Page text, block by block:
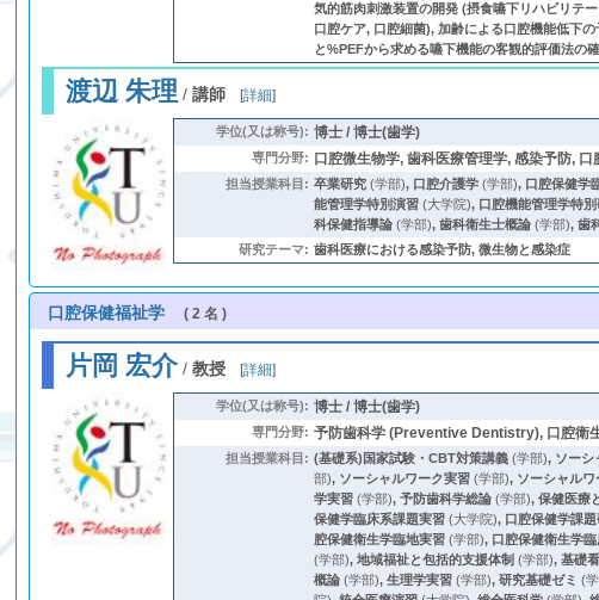
気的筋肉刺激装置の開発 (摂食嚥下リハビリテ
口腔ケア, 口腔細菌), 加齢による口腔機能低下
と%PEFから求める嚥下機能の客観的評価法の
渡辺 朱理 /講師 [詳細]
学位(又は称号): 博士 / 博士(歯学)
専門分野: 口腔微生物学, 歯科医療管理学, 感染予防, 口
担当授業科目: 卒業研究 (学部), 口腔介護学 (学部), 口腔保健学
能管理学特別演習 (大学院), 口腔機能管理学特
科保健指導論 (学部),歯科衛生士概論 (学部),歯
研究テーマ: 歯科医療における感染予防, 微生物と感染症
口腔保健福祉学 ( 2 名 )
片岡 宏介/教授 [詳細]
学位(又は称号): 博士 / 博士(歯学)
専門分野: 予防歯科学 (Preventive Dentistry), 口腔衛
担当授業科目: (基礎系)国家試験・CBT対策講義 (学部), ソーシ
部), ソーシャルワーク実習 (学部), ソーシャル
学実習 (学部),予防歯科学総論 (学部),保健医療
保健学臨床系課題実習 (大学院), 口腔保健学課
腔保健衛生学臨地実習 (学部), 口腔保健衛生学
(学部),地域福祉と包括的支援体制 (学部),基礎
概論 (学部),生理学実習 (学部),研究基礎ゼミ (